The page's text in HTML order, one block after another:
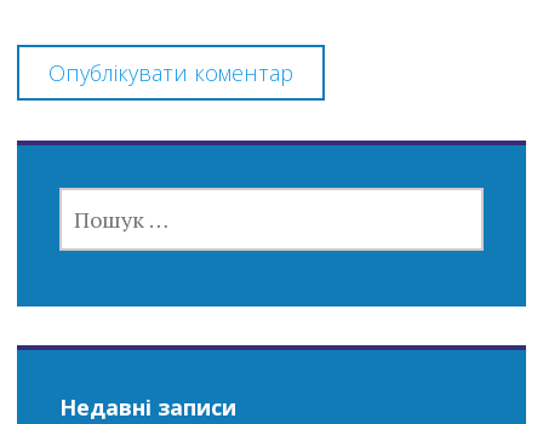
Недавні записи